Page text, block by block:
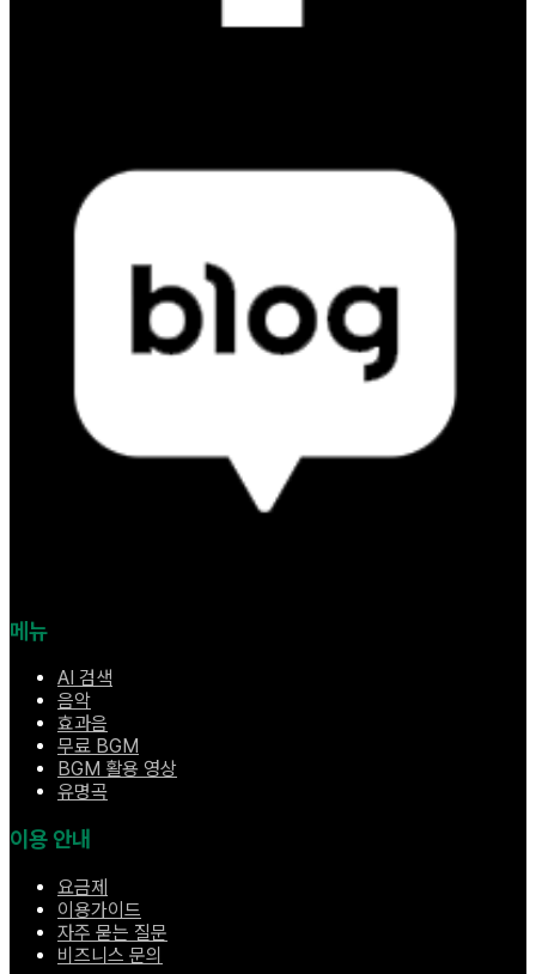
메뉴
AI 검색
음악
효과음
무료 BGM
BGM 활용 영상
유명곡
이용 안내
요금제
이용가이드
자주 묻는 질문
비즈니스 문의